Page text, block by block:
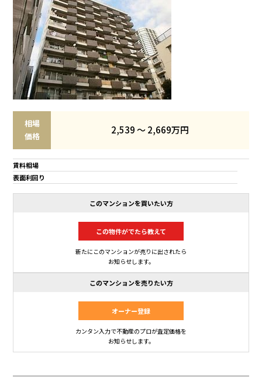
相場
価格
2,539 ～ 2,669万円
賃料相場
表面利回り
このマンションを買いたい方
この物件がでたら教えて
新たにこのマンションが売りに出されたら
お知らせします。
このマンションを売りたい方
オーナー登録
カンタン入力で不動産のプロが査定価格を
お知らせします。